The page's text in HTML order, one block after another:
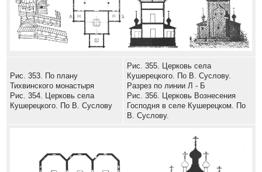
Рис. 353. По плану
Тихвинского монастыря
Рис. 354. Церковь села
Кушерецкого. По В. Суслову
Рис. 355. Церковь села
Кушерецкого. По В. Суслову.
Разрез по линии Л - Б
Рис. 356. Церковь Вознесения
Господня в селе Кушерецком. По
В. Суслову.